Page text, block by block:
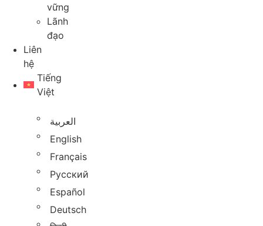
vững
Lãnh
đạo
Liên
hệ
Tiếng
Việt
العربية
English
Français
Русский
Español
Deutsch